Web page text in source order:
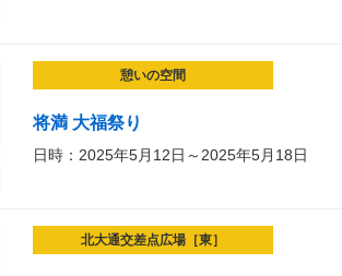
憩いの空間
将満 大福祭り
日時：2025年5月12日～2025年5月18日
北大通交差点広場［東］